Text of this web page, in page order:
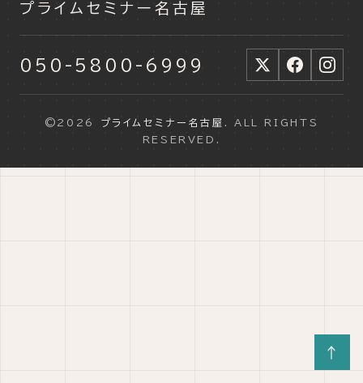
↑
プライムセミナー名古屋
050-5800-6999
©2026 プライムセミナー名古屋
. ALL RIGHTS
RESERVED.